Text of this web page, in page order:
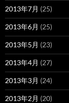
2013年7月 (25)
2013年6月 (25)
2013年5月 (23)
2013年4月 (27)
2013年3月 (24)
2013年2月 (20)